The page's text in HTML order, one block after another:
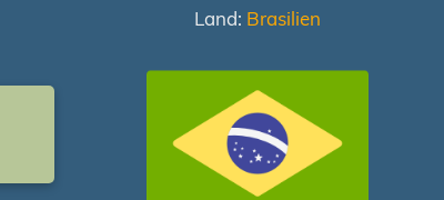
Land: Brasilien